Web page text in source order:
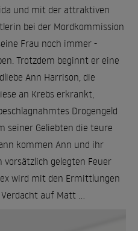
und mit der attraktiven
bei der Mordkommission
Frau noch immer -
Trotzdem beginnt er eine
Ann Harrison, die
an Krebs erkrankt,
Drogengeld
seiner Geliebten die teure
kommen Ann und ihr
gelegten Feuer
wird mit den Ermittlungen
auf Matt ...